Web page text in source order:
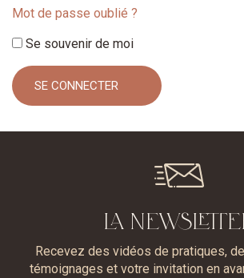
Mot de passe oublié ?
Se souvenir de moi
LA
Recevez des vidéos de pratiques,
témoignages et votre invitation en